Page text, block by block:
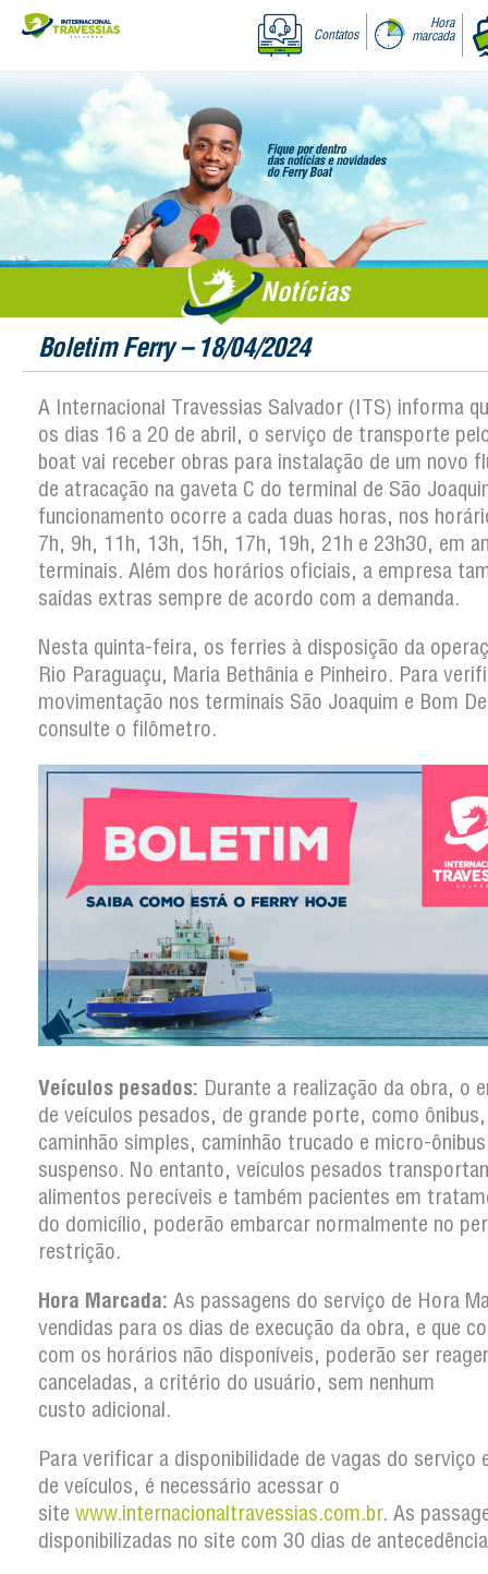
Contatos
Hora
marcada
Notícias
Boletim Ferry – 18/04/2024
A Internacional Travessias Salvador (ITS) informa
os dias 16 a 20 de abril, o serviço de transporte
boat vai receber obras para instalação de um novo
de atracação na gaveta C do terminal de São
funcionamento ocorre a cada duas horas, nos
7h, 9h, 11h, 13h, 15h, 17h, 19h, 21h e 23h30, em
terminais. Além dos horários oficiais, a empresa
saídas extras sempre de acordo com a demanda.
Nesta quinta-feira, os ferries à disposição da
Rio Paraguaçu, Maria Bethânia e Pinheiro. Para
movimentação nos terminais São Joaquim e Bom
consulte o filômetro.
Veículos pesados: Durante a realização da obra, o
de veículos pesados, de grande porte, como
caminhão simples, caminhão trucado e micro-
suspenso. No entanto, veículos pesados
alimentos perecíveis e também pacientes em
do domicílio, poderão embarcar normalmente no
restrição.
Hora Marcada: As passagens do serviço de Hora
vendidas para os dias de execução da obra, e que
com os horários não disponíveis, poderão ser
canceladas, a critério do usuário, sem nenhum
custo adicional.
Para verificar a disponibilidade de vagas do serviço
de veículos, é necessário acessar o
site www.internacionaltravessias.com.br. As
disponibilizadas no site com 30 dias de